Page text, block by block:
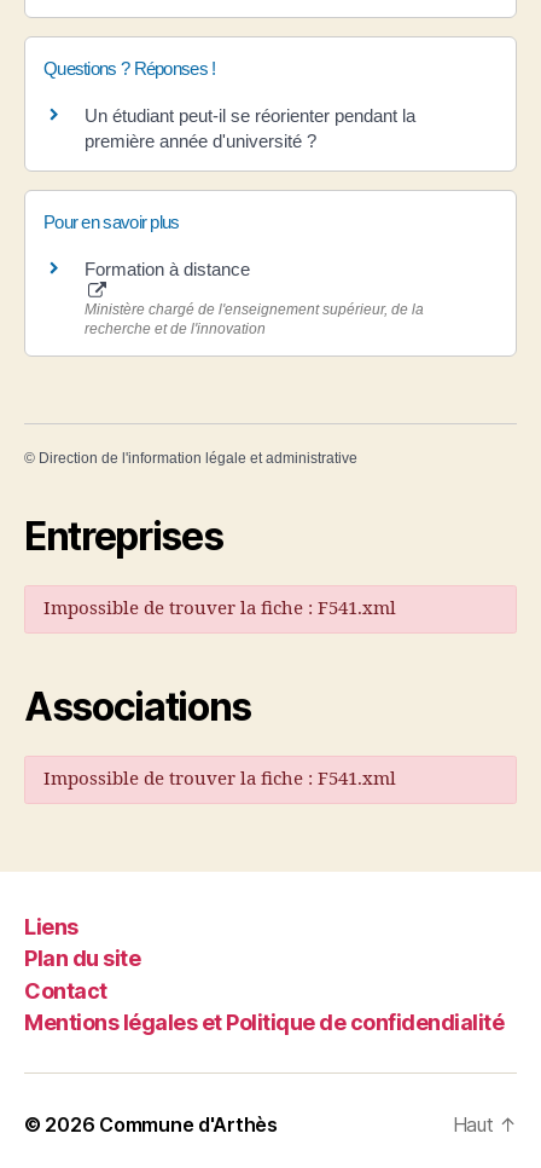
Questions ? Réponses !
Un étudiant peut-il se réorienter pendant la
première année d'université ?
Pour en savoir plus
Formation à distance
Ministère chargé de l'enseignement supérieur, de la
recherche et de l'innovation
© Direction de l'information légale et administrative
Entreprises
Impossible de trouver la fiche : F541.xml
Associations
Impossible de trouver la fiche : F541.xml
Liens
Plan du site
Contact
Mentions légales et Politique de confidendialité
© 2026 Commune d'Arthès Haut ↑